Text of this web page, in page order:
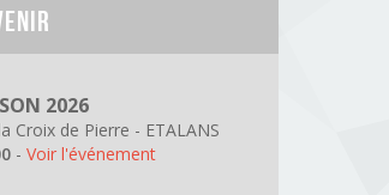
2026
Croix de Pierre - ETALANS
-Voir l'événement